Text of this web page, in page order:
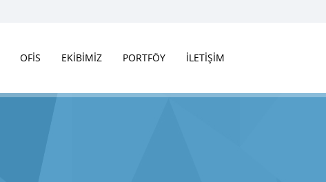
OFİS EKİBİMİZ PORTFÖY İLETİŞİM